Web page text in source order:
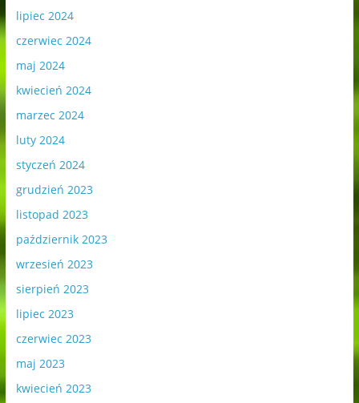
lipiec 2024
czerwiec 2024
maj 2024
kwiecień 2024
marzec 2024
luty 2024
styczeń 2024
grudzień 2023
listopad 2023
październik 2023
wrzesień 2023
sierpień 2023
lipiec 2023
czerwiec 2023
maj 2023
kwiecień 2023